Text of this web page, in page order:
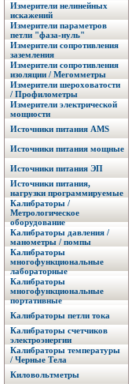
Измерители нелинейных
искажений
Измерители параметров
петли "фаза-нуль"
Измерители сопротивления
заземления
Измерители сопротивления
изоляции / Мегомметры
Измерители шероховатости
/ Профилометры
Измерители электрической
мощности
Источники питания AMS
Источники питания мощные
Источники питания ЭП
Источники питания,
нагрузки программируемые
Калибраторы /
Метрологическое
оборудование
Калибраторы давления /
манометры / помпы
Калибраторы
многофункциональные
лабораторные
Калибраторы
многофункциональные
портативные
Калибраторы петли тока
Калибраторы счетчиков
электроэнергии
Калибраторы температуры
/ Черные Тела
Киловольтметры